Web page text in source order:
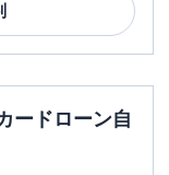
ードローン自